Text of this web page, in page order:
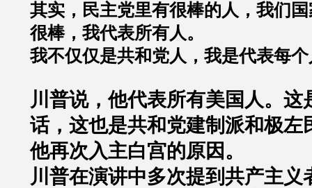
其实，民主党里有很棒的人，我们
很棒，我代表所有人。
我不仅仅是共和党人，我是代表每
川普说，他代表所有美国人。这
话，这也是共和党建制派和极左
他再次入主白宫的原因。
川普在演讲中多次提到共产主义